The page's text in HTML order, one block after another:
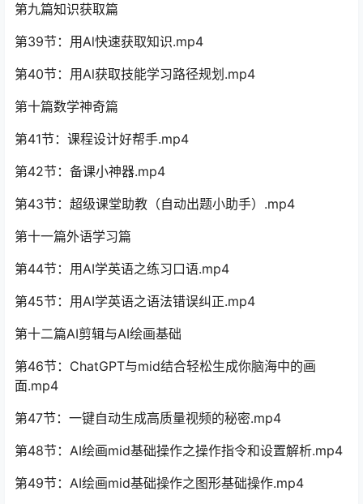
第九篇知识获取篇
第39节：用Al快速获取知识.mp4
第40节：用Al获取技能学习路径规划.mp4
第十篇数学神奇篇
第41节：课程设计好帮手.mp4
第42节：备课小神器.mp4
第43节：超级课堂助教（自动出题小助手）.mp4
第十一篇外语学习篇
第44节：用AI学英语之练习口语.mp4
第45节：用AI学英语之语法错误纠正.mp4
第十二篇AI剪辑与AI绘画基础
第46节：ChatGPT与mid结合轻松生成你脑海中的画
面.mp4
第47节：一键自动生成高质量视频的秘密.mp4
第48节：AI绘画mid基础操作之操作指令和设置解析.mp4
第49节：AI绘画mid基础操作之图形基础操作.mp4